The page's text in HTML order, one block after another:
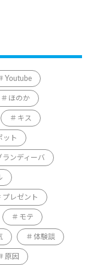
Youtube
ほのか
キス
ット
ランディーバ
プレゼント
モテ
体験談
原因